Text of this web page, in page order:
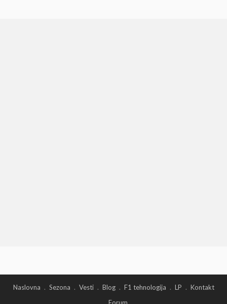
Naslovna Sezona Vesti Blog F1 tehnologija LP
Kontakt